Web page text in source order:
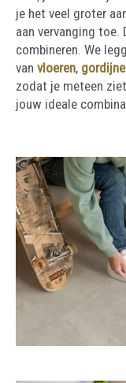
je het veel groter
aan vervanging
combineren. We
van vloeren,
zodat je meteen
jouw ideale